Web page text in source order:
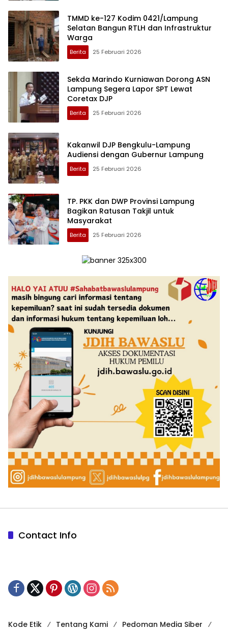
TMMD ke-127 Kodim 0421/Lampung
Selatan Bangun RTLH dan Infrastruktur
Warga
Berita 25 Februari 2026
Sekda Marindo Kurniawan Dorong ASN
Lampung Segera Lapor SPT Lewat
Coretax DJP
Berita 25 Februari 2026
Kakanwil DJP Bengkulu-Lampung
Audiensi dengan Gubernur Lampung
Berita 25 Februari 2026
TP. PKK dan DWP Provinsi Lampung
Bagikan Ratusan Takjil untuk
Masyarakat
Berita 25 Februari 2026
Contact Info
Kode Etik Tentang Kami Pedoman Media Siber